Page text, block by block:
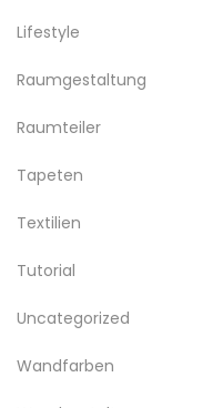
Lifestyle
Raumgestaltung
Raumteiler
Tapeten
Textilien
Tutorial
Uncategorized
Wandfarben